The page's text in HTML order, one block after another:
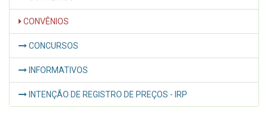
CONVÊNIOS
CONCURSOS
INFORMATIVOS
INTENÇÃO DE REGISTRO DE PREÇOS - IRP